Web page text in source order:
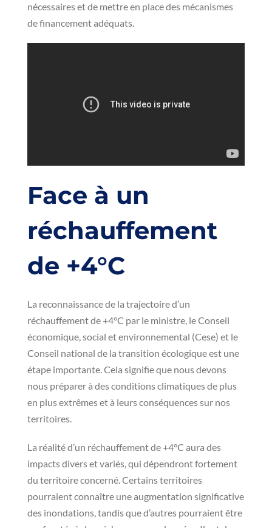
nécessaires et de mettre en place des mécanismes
de financement adéquats.
Face à un
réchauffement
de +4°C
La reconnaissance de la trajectoire d’un
réchauffement de +4°C par le ministre, le Conseil
économique, social et environnemental (Cese) et le
Conseil national de la transition écologique est une
étape importante. Cela signifie que nous devons
nous préparer à des conditions climatiques de plus
en plus extrêmes et à leurs conséquences sur nos
territoires.
La réalité d’un réchauffement de +4°C aura des
impacts divers et variés, qui dépendront fortement
du territoire concerné. Certains territoires
pourraient connaître une augmentation significative
des inondations, tandis que d’autres pourraient être